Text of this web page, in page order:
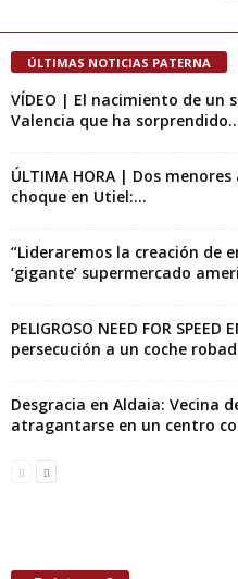
ÚLTIMAS NOTICIAS PATERNA
VÍDEO | El nacimiento de un
Valencia que ha
ÚLTIMA HORA | Dos
choque en Utiel:...
“Lideraremos la creación de
‘gigante’ supermercado
PELIGROSO NEED FOR
persecución a un coche
Desgracia en Aldaia: Vecina
atragantarse en un centro